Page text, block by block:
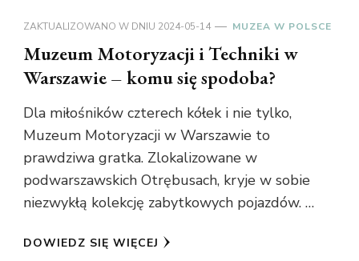
ZAKTUALIZOWANO W DNIU 2024-05-14 MUZEA W POLSCE
Muzeum Motoryzacji i Techniki w
Warszawie – komu się spodoba?
Dla miłośników czterech kółek i nie tylko,
Muzeum Motoryzacji w Warszawie to
prawdziwa gratka. Zlokalizowane w
podwarszawskich Otrębusach, kryje w sobie
niezwykłą kolekcję zabytkowych pojazdów. …
DOWIEDZ SIĘ WIĘCEJ